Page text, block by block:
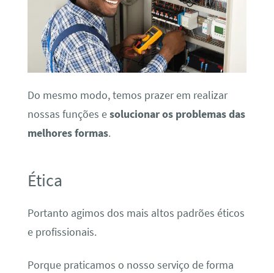
Do mesmo modo, temos prazer em realizar
nossas funções esolucionar os problemas das
melhores formas.
Ética
Portanto agimos dos mais altos padrões éticos
e profissionais.
Porque praticamos o nosso serviço de forma